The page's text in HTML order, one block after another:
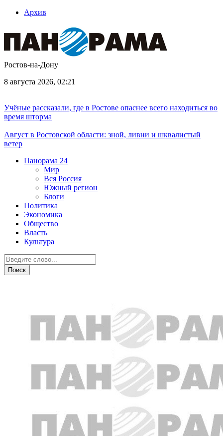
Архив
Ростов-на-Дону
8 августа 2026, 02:21
Учёные рассказали, где в Ростове опаснее всего находиться во
время шторма
Август в Ростовской области: зной, ливни и шквалистый
ветер
Панорама 24
Мир
Вся Россия
Южный регион
Блоги
Политика
Экономика
Общество
Власть
Культура